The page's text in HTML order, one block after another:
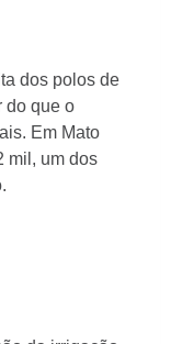
dos polos de
do que o
Em Mato
mil, um dos